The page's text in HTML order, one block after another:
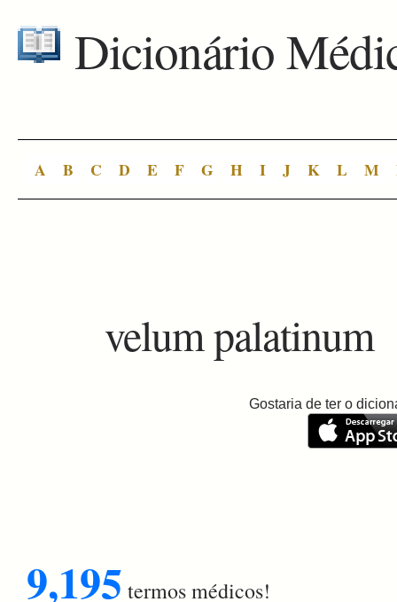
Dicionário
A B C D E F G H I J K L M
velum palatinum
Gostaria de ter o
9,195 termos médicos!